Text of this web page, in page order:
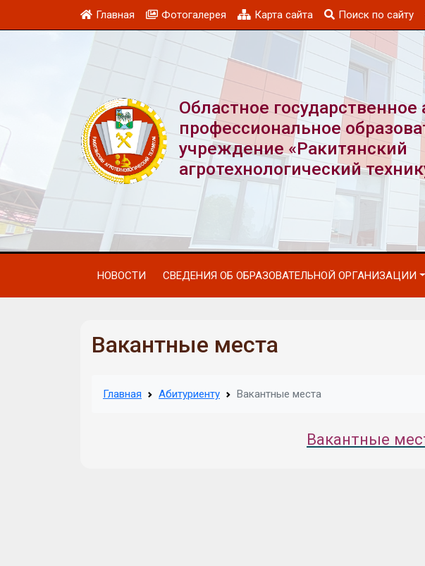
Главная Фотогалерея Карта сайта Поиск по сайту
Областное
профессиональное
учреждение «Ракитянский
агротехнологический
НОВОСТИ СВЕДЕНИЯ ОБ ОБРАЗОВАТЕЛЬНОЙ ОРГАНИЗАЦИИ
Вакантные места
Главная Абитуриенту Вакантные места
Вакантные